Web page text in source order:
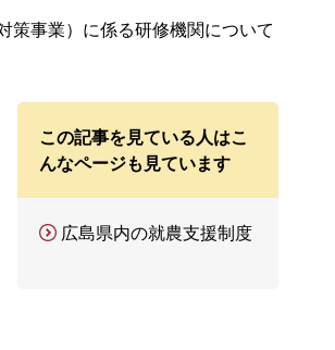
策事業）に係る研修機関について
この記事を見ている人はこ
んなページも見ています
広島県内の就農支援制度